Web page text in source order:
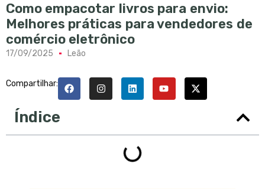
Como empacotar livros para envio:
Melhores práticas para vendedores de
comércio eletrônico
17/09/2025 Leão
Compartilhar:
Índice